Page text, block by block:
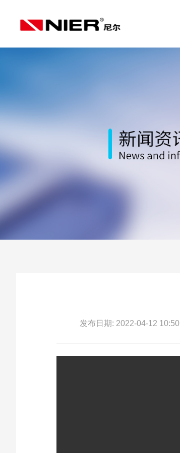
发布日期: 2022-04-12 10:50